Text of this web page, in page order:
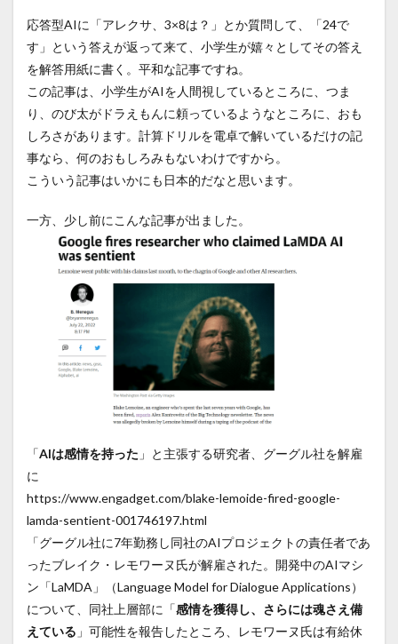
応答型AIに「アレクサ、3×8は？」とか質問して、「24で
す」という答えが返って来て、小学生が嬉々としてその答え
を解答用紙に書く。平和な記事ですね。
この記事は、小学生がAIを人間視しているところに、つま
り、のび太がドラえもんに頼っているようなところに、おも
しろさがあります。計算ドリルを電卓で解いているだけの記
事なら、何のおもしろみもないわけですから。
こういう記事はいかにも日本的だなと思います。
一方、少し前にこんな記事が出ました。
「AIは感情を持った 」と主張する研究者、グーグル社を解雇
に
https://www.engadget.com/blake-lemoide-fired-google-
lamda-sentient-001746197.html
「グーグル社に7年勤務し同社のAIプロジェクトの責任者であ
ったブレイク・レモワーヌ氏が解雇された。開発中のAIマシ
ン「LaMDA」（Language Model for Dialogue Applications）
について、同社上層部に「感情を獲得し、さらには魂さえ備
えている 」可能性を報告したところ、レモワーヌ氏は有給休